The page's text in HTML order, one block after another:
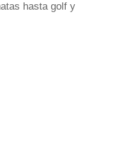
hasta golf y